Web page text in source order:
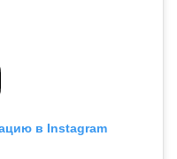
в Instagram